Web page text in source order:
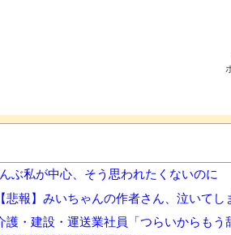
ぶ私が中心、そう思われたくないのに
【悲報】みいちゃんの作者さん、泣いて
護・建設・運送業社員「つらいからも